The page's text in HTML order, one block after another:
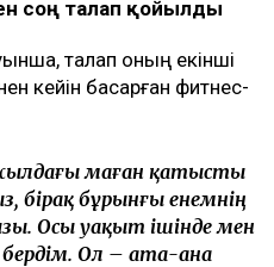
соң талап қойылды
талап оның екінші
кейін басқарған фитнес-
жылдағы маған қатысты
бірақ бұрынғы енемнің
Осы уақыт ішінде мен
Ол – ата-ана